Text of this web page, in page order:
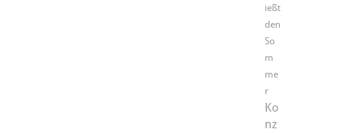
ießt
den
So
m
me
r
Ko
nz